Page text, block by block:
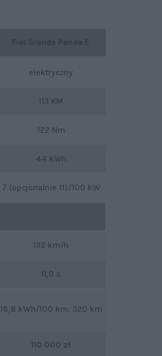
elektryczny
113 KM
122 Nm
44 kWh
7 (opcjonalnie 11)/100 kW
132 km/h
11,0 s
16,8 kWh/100 km; 320 km
110 000 zł